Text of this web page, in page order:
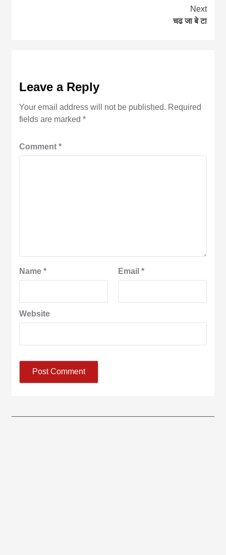
Next
चढ जा बे टा
Leave a Reply
Your email address will not be published. Required
fields are marked*
Comment*
Name* Email *
Website